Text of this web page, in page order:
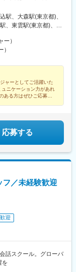
蒲田駅前・田園調布雪
前仲町・東陽町■東京
谷区・等々力・成城 ■
東京都台東区・上野
市・三鷹 ■東京都町
・大倉山・矢向・天
■千葉県浦安市・新浦
田区六番町10-2 六番
ル内禁煙
駅、大森駅(東京都)、
、東雲駅(東京都)、東
駅(東京メトロ)、麹町
駅、京急蒲田駅、沼
電荒川線)、市ケ谷
駅、越中島駅、品川シ
）
ャーとしてご活躍いた
ニケーション力があれ
ある方はぜひご応募
応募する
フ／未経験歓迎
迎
話スクール。グローバ
を